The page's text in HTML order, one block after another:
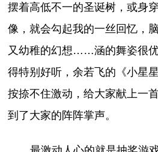
摆着高低不一的圣诞树，或身
像，就会勾起我的一丝回忆，
又幼稚的幻想……涵的舞姿很
得特别好听，余若飞的《小星
按捺不住激动，给大家献上一
到了大家的阵阵掌声。